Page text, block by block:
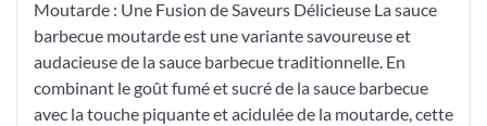
Moutarde : Une Fusion de Saveurs Délicieuse La sauce
barbecue moutarde est une variante savoureuse et
audacieuse de la sauce barbecue traditionnelle. En
combinant le goût fumé et sucré de la sauce barbecue
avec la touche piquante et acidulée de la moutarde, cette